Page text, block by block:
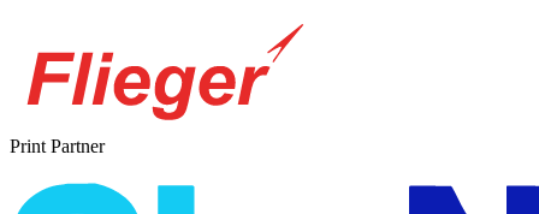
Print Partner